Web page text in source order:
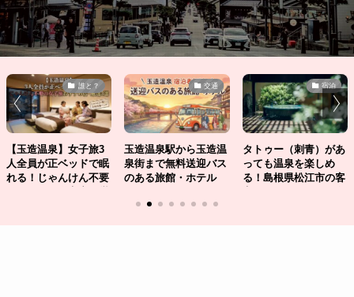
誰と？
【玉造温泉】女子旅3
人全員が正ベッドで眠
れる！じゃんけん不要
交通
玉造温泉駅から玉造温
泉街まで無料送迎バス
のある旅館・ホテル
宿泊
タトゥー（刺青）があ
っても温泉を楽しめ
る！島根県松江市の客